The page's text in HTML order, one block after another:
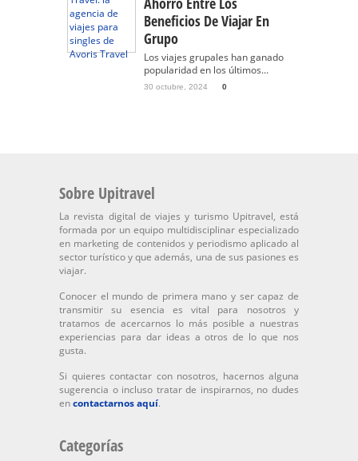
Beneficios De Viajar En
Grupo
Los viajes grupales han ganado
popularidad en los últimos...
30 octubre, 2024 0
Sobre Upitravel
La revista digital de viajes y turismo Upitravel, está
formada por un equipo multidisciplinar especializado
en marketing de contenidos y periodismo aplicado al
sector turístico y que además, una de sus pasiones es
viajar.
Conocer el mundo de primera mano y ser capaz de
transmitir su esencia es vital para nosotros y
tratamos de acercarnos lo más posible a nuestras
experiencias para dar ideas a otros de lo que nos
gusta.
Si quieres contactar con nosotros, hacernos alguna
sugerencia o incluso tratar de inspirarnos, no dudes
encontactarnos aquí.
Categorías